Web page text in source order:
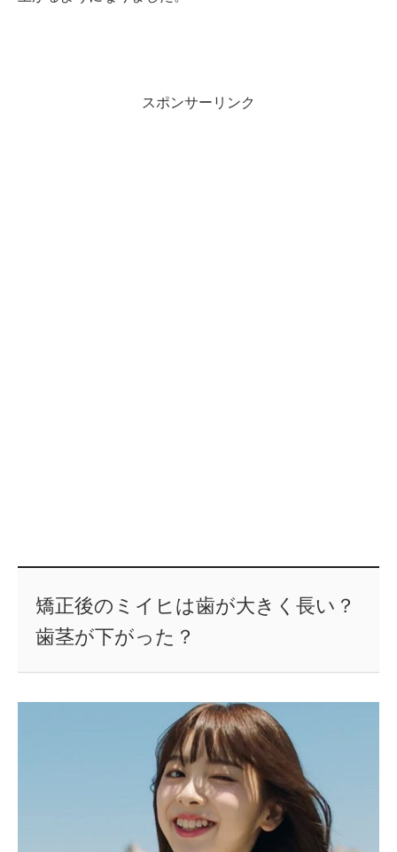
スポンサーリンク
矯正後のミイヒは歯が大きく長い？
歯茎が下がった？